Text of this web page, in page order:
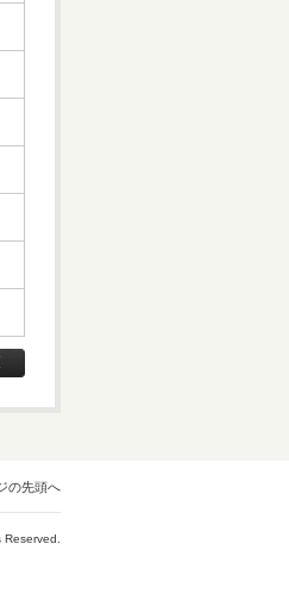
の先頭へ